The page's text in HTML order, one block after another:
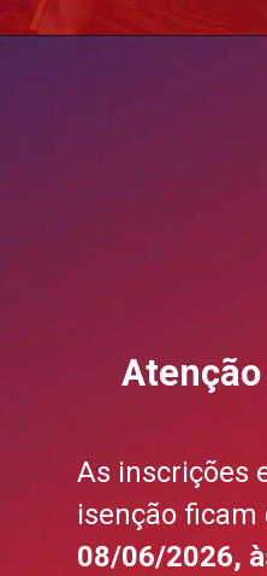
As inscrições
isenção
08/06/2026,